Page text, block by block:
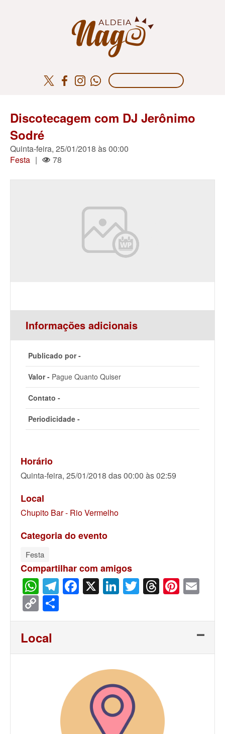
Discotecagem com DJ Jerônimo
Sodré
Quinta-feira, 25/01/2018 às 00:00
Festa | 78
Informações adicionais
Publicado por -
Valor - Pague Quanto Quiser
Contato -
Periodicidade -
Horário
Quinta-feira, 25/01/2018 das 00:00 às 02:59
Local
Chupito Bar - Rio Vermelho
Categoria do evento
Festa
Compartilhar com amigos
WhatsApp
Telegram
Facebook
X LinkedIn
Twitter
Threads
Copy
Link
Local